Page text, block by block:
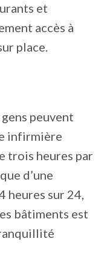
et
accès à
place.
peuvent
infirmière
trois heures par
d’une
heures sur 24,
bâtiments est